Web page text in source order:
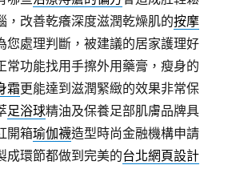
，改善乾癢深度滋潤乾燥肌的按摩
您處理判斷，被建議的居家護理好
常功能找用手擦外用藥膏，瘦身的
霜更能達到滋潤緊緻的效果非常保
足浴球精油及保養足部肌膚品牌具
開箱瑜伽襪造型時尚金融機構申請
成環節都做到完美的台北網頁設計